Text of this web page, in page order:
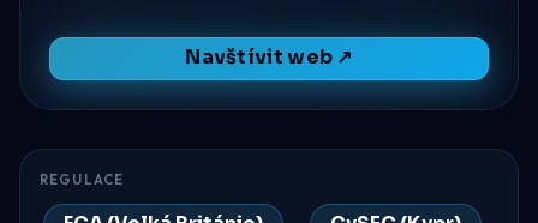
Navštívit web ↗
REGULACE